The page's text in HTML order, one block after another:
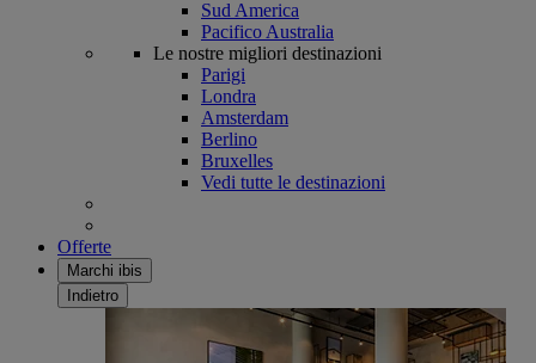
Sud America
Pacifico Australia
Le nostre migliori destinazioni
Parigi
Londra
Amsterdam
Berlino
Bruxelles
Vedi tutte le destinazioni
Offerte
Marchi ibis
Indietro